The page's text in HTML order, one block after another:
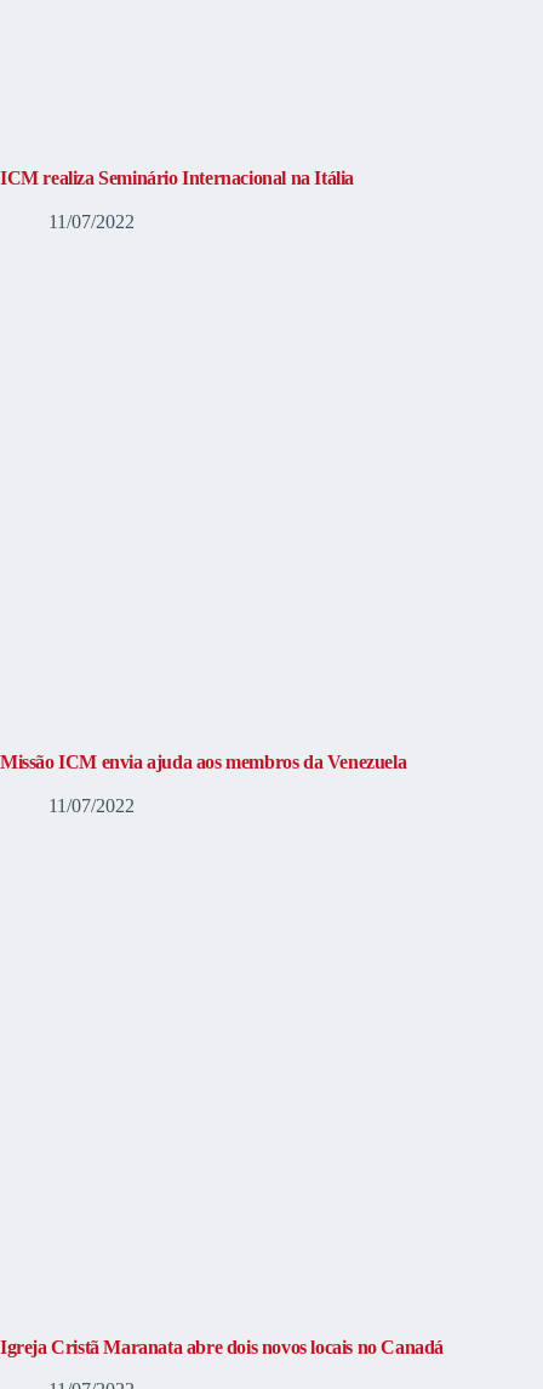
ICM realiza Seminário Internacional na Itália
11/07/2022
Missão ICM envia ajuda aos membros da Venezuela
11/07/2022
Igreja Cristã Maranata abre dois novos locais no Canadá